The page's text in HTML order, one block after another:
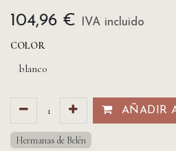
104,96 €
IVA incluido
COLOR
AÑADIR
Hermanas de Belén